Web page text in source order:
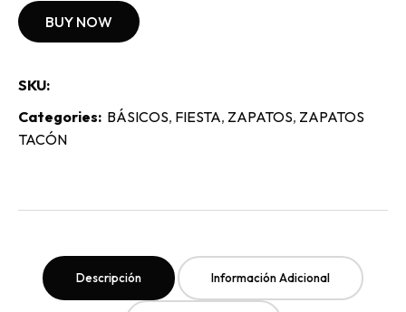
BUY NOW
SKU:
Categories: BÁSICOS, FIESTA, ZAPATOS, ZAPATOS
TACÓN
Descripción Información Adicional